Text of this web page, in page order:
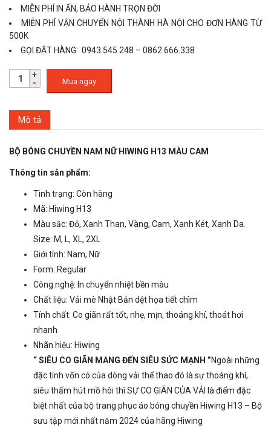
MIỄN PHÍ IN ẤN, BẢO HÀNH TRỌN ĐỜI
MIỄN PHÍ VẬN CHUYỂN NỘI THÀNH HÀ NỘI CHO ĐƠN HÀNG TỪ
500K
GỌI ĐẶT HÀNG: 0943.545.248 – 0862.666.338
Mua ngay
Mô tả
BỘ BÓNG CHUYỀN NAM NỮ HIWING H13 MÀU CAM
Thông tin sản phẩm:
Tình trạng: Còn hàng
Mã: Hiwing H13
Màu sắc: Đỏ, Xanh Than, Vàng, Cam, Xanh Két, Xanh Da.
Size: M, L, XL, 2XL
Giới tính: Nam, Nữ
Form: Regular
Công nghệ: In chuyển nhiệt bền màu
Chất liệu: Vải mè Nhật Bản dệt họa tiết chìm
Tính chất: Co giãn rất tốt, nhẹ, mịn, thoáng khí, thoát hơi
nhanh
Nhãn hiệu: Hiwing
“ SIÊU CO GIÃN MANG ĐẾN SIÊU SỨC MẠNH ”Ngoài những
đặc tính vốn có của dòng vải thể thao đó là sự thoáng khí,
siêu thấm hút mồ hôi thì SỰ CO GIÃN CỦA VẢI là điểm đặc
biệt nhất của bộ trang phục áo bóng chuyền Hiwing H13 – Bộ
sưu tập mới nhất năm 2024 của hãng Hiwing